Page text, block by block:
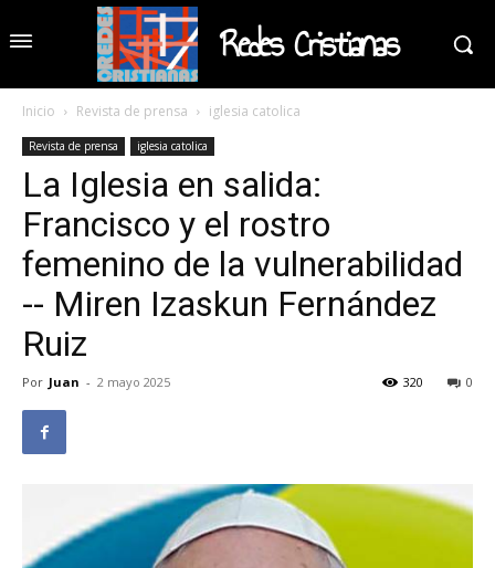
Redes Cristianas
Inicio Revista de prensa iglesia catolica
Revista de prensa iglesia catolica
La Iglesia en salida:
Francisco y el rostro
femenino de la vulnerabilidad
-- Miren Izaskun Fernández
Ruiz
Por Juan - 2 mayo 2025 0
320